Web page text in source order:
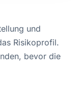
und
Risikoprofil.
bevor die